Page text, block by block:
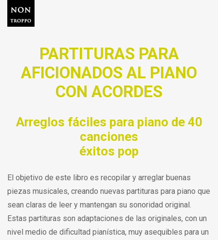
PARTITURAS PARA
AFICIONADOS AL PIANO
CON ACORDES
Arreglos fáciles para piano de 40
canciones
éxitos pop
El objetivo de este libro es recopilar y arreglar buenas
piezas musicales, creando nuevas partituras para piano que
sean claras de leer y mantengan su sonoridad original.
Estas partituras son adaptaciones de las originales, con un
nivel medio de dificultad pianística, muy asequibles para un